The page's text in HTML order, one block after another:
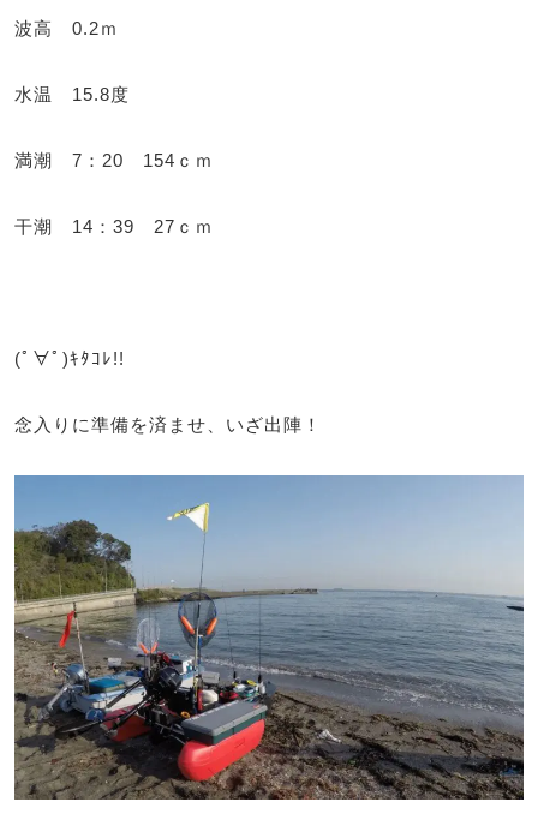
波高 0.2ｍ
水温 15.8度
満潮 7：20 154ｃｍ
干潮 14：39 27ｃｍ
(ﾟ∀ﾟ)ｷﾀｺﾚ!!
念入りに準備を済ませ、いざ出陣！